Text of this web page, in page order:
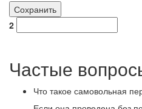
2
Частые
Что такое самовольная